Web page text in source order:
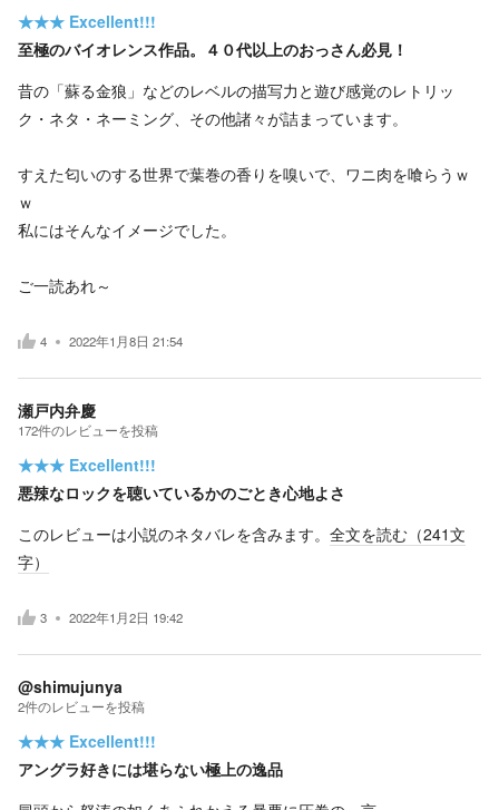
★★★ Excellent!!!
至極のバイオレンス作品。４０代以上のおっさん必見！
昔の「蘇る金狼」などのレベルの描写力と遊び感覚のレトリッ
ク・ネタ・ネーミング、その他諸々が詰まっています。
すえた匂いのする世界で葉巻の香りを嗅いで、ワニ肉を喰らうｗ
ｗ
私にはそんなイメージでした。
ご一読あれ～
4 2022年1月8日 21:54
瀬戸内弁慶
172件のレビューを投稿
★★★ Excellent!!!
悪辣なロックを聴いているかのごとき心地よさ
このレビューは小説のネタバレを含みます。 全文を読む（241文
字）
3 2022年1月2日 19:42
@shimujunya
2件のレビューを投稿
★★★ Excellent!!!
アングラ好きには堪らない極上の逸品